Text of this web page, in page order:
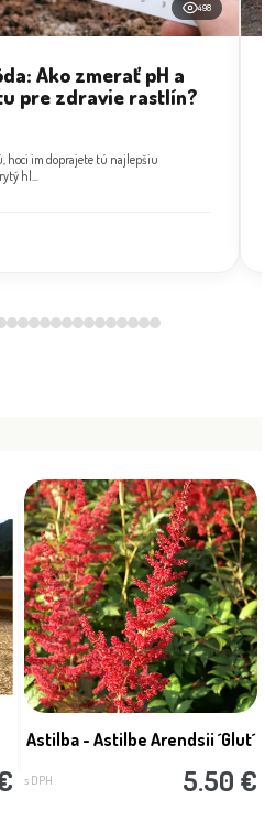
498
Ako zmerať pH a
pre zdravie rastlín?
hoci im doprajete tú najlepšiu
hl...
Astilba - Astilbe Arendsii ´Glut´
s DPH 5.50 €